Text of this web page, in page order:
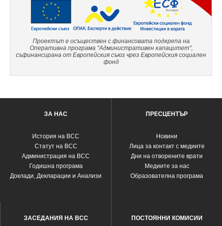
Проектът е осъществен с финансовата подкрепа на
Оперативна програма "Административен капацитет",
съфинансирана от Европейския съюз чрез Европейския социален
фонд
ЗА НАС
История на ВСС
Статут на ВСС
Администрация на ВСС
Годишна програма
Доклади, Декларации и Анализи
ПРЕСЦЕНТЪР
Новини
Лица за контакт с медиите
Дни на отворените врати
Медиите за нас
Образователна програма
ЗАСЕДАНИЯ НА ВСС ПОСТОЯННИ КОМИСИИ